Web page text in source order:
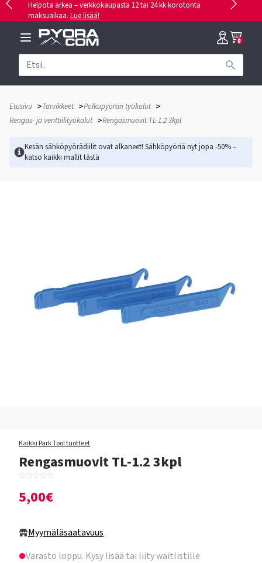
Helpota arkea – verkkokaupasta 12 tai 24 kk korotonta
maksuaikaa. Lue lisää!
0
Etusivu >Tarvikkeet >Polkupyörän työkalut >
Rengas- ja venttiilityökalut >Rengasmuovit TL-1.2 3kpl
Kesän sähköpyörädiilit ovat alkaneet! Sähköpyöriä nyt jopa -50% –
katso kaikki mallittästä
Kaikki Park Tool tuotteet
Rengasmuovit TL-1.2 3kpl
5,00€
Myymäläsaatavuus
Varasto loppu. Kysy lisää tai liity waitlistille